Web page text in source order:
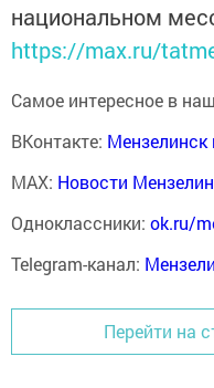
национальном
https://max.ru/
Самое интересное в
ВКонтакте:
MAX: Новости
Одноклассники: ok.ru/
Telegram-канал:
Перейти на